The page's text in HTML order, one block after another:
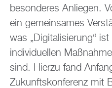
besonderes Anliegen.
ein gemeinsames
was „Digitalisierung“
individuellen
sind. Hierzu fand
Zukunftskonferenz mit